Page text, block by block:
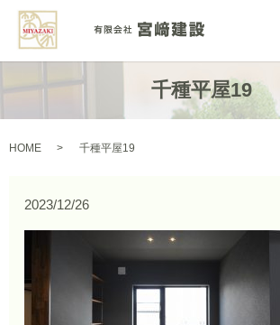
千種平屋19
HOME 千種平屋19
2023/12/26